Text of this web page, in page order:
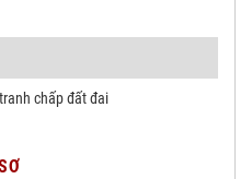
chấp đất đai